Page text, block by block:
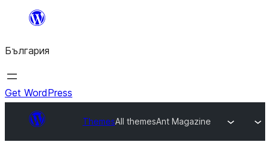
България
Get WordPress
ThemesAll themesAnt Magazine